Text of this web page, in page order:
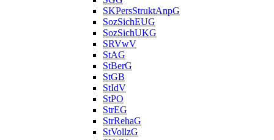
SKPersStruktAnpG
SozSichEUG
SozSichUKG
SRVwV
StAG
StBerG
StGB
StIdV
StPO
StrEG
StrRehaG
StVollzG